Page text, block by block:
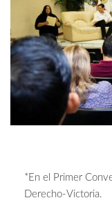
*En el Primer
Derecho-Victoria.